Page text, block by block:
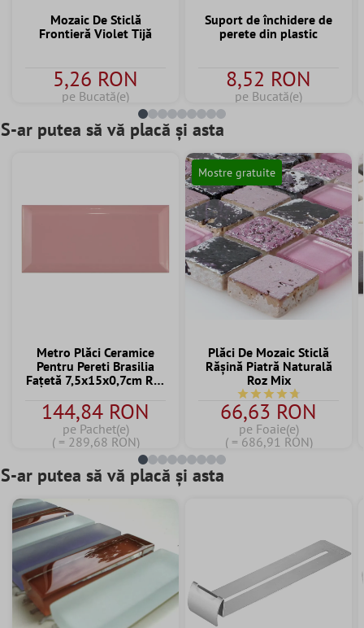
Mozaic De Sticlă
Frontieră Violet Tijă
5,26 RON
pe Bucată(e)
Suport de închidere de
perete din plastic
8,52 RON
pe Bucată(e)
S-ar putea să vă placă și asta
Metro Plăci Ceramice
Pentru Pereti Brasilia
Fațetă 7,5x15x0,7cm Roz
144,84 RON
pe Pachet(e)
( = 289,68 RON)
Mostre gratuite
Plăci De Mozaic Sticlă
Răşină Piatră Naturală
Roz Mix
Durchschnittliche
66,63 RON
pe Foaie(e)
( = 686,91 RON)
S-ar putea să vă placă și asta